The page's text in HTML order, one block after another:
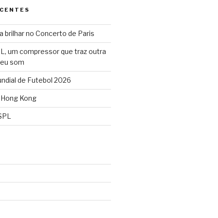
brilhar no Concerto de Paris
um compressor que traz outra
som
de Futebol 2026
Kong